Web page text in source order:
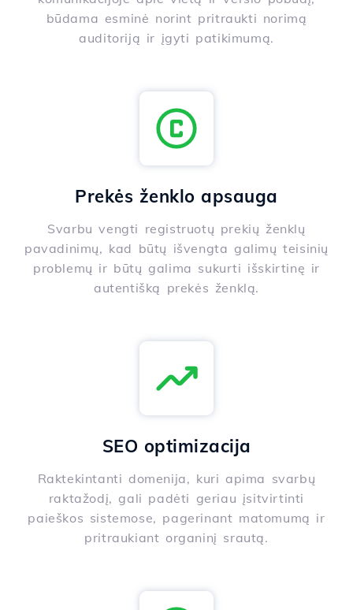
būdama esminė norint pritraukti norimą
auditoriją ir įgyti patikimumą.
Prekės ženklo apsauga
Svarbu vengti registruotų prekių ženklų
pavadinimų, kad būtų išvengta galimų teisinių
problemų ir būtų galima sukurti išskirtinę ir
autentišką prekės ženklą.
SEO optimizacija
Raktekintanti domenija, kuri apima svarbų
raktažodį, gali padėti geriau įsitvirtinti
paieškos sistemose, pagerinant matomumą ir
pritraukiant organinį srautą.